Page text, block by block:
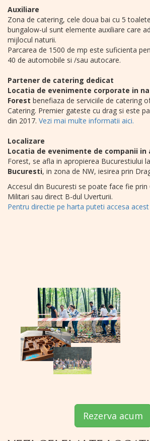
Auxiliare
Zona de catering, cele doua bai cu 5
bungalow-ul sunt elemente auxiliare care
mijlocul naturii.
Parcarea de 1500 de mp este suficienta
40 de automobile si /sau autocare.
Partener de catering dedicat
Locatia de evenimente corporate in
Forest benefiaza de serviciile de catering
Catering. Premier gateste cu drag si este
din 2017. Vezi mai multe informatii aici.
Localizare
Locatia de evenimente de companii in
Forest, se afla in apropierea Bucurestiului
Bucuresti, in zona de NW, iesirea prin
Accesul din Bucuresti se poate face fie prin
Militari sau direct B-dul Uverturii.
Pentru directie pe harta puteti accesa acest
Rezerva acum